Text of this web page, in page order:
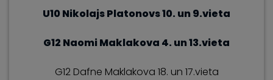
U10 Nikolajs Platonovs 10. un 9.vieta
G12 Naomi Maklakova 4. un 13.vieta
G12 Dafne Maklakova 18. un 17.vieta